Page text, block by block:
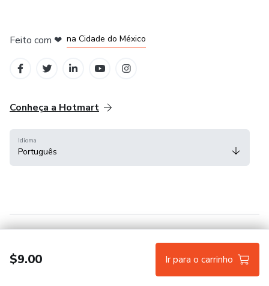
$9.00 Ir para o carrinho
Feito com ❤ na Cidade do México
Conheça a Hotmart
Idioma
Português
Hotmart — 2011-2026 © Todos os direitos reservados.